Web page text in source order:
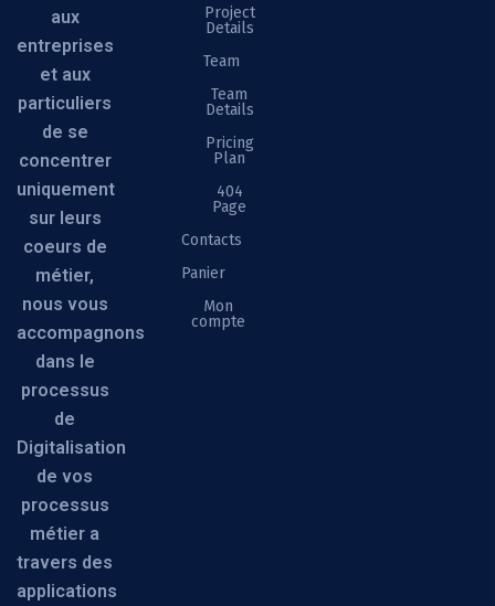
aux
entreprises
et aux
particuliers
de se
concentrer
uniquement
sur leurs
coeurs de
métier,
nous vous
accompagnons
dans le
processus
de
Digitalisation
de vos
processus
métier a
travers des
applications
Project
Details
Team
Team
Details
Pricing
Plan
404
Page
Contacts
Panier
Mon
compte